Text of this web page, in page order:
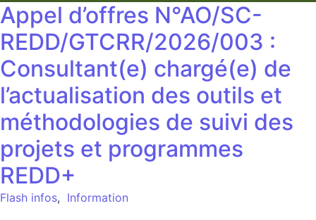
Appel d’offres N°AO/SC-
REDD/GTCRR/2026/003 :
Consultant(e) chargé(e) de
l’actualisation des outils et
méthodologies de suivi des
projets et programmes
REDD+
Flash infos, Information